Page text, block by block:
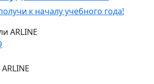
к началу учебного года!